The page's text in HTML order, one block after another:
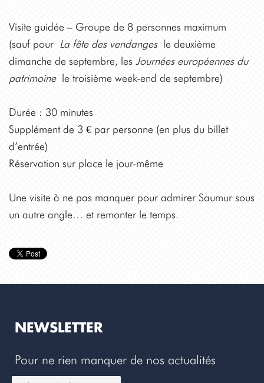
Visite guidée – Groupe de 8 personnes maximum
(sauf pour La fête des vendangesle deuxième
dimanche de septembre, les Journées européennes du
patrimoinele troisième week-end de septembre)
Durée : 30 minutes
Supplément de 3 € par personne (en plus du billet
d’entrée)
Réservation sur place le jour-même
Une visite à ne pas manquer pour admirer Saumur sous
un autre angle… et remonter le temps.
NEWSLETTER
Pour ne rien manquer de nos actualités